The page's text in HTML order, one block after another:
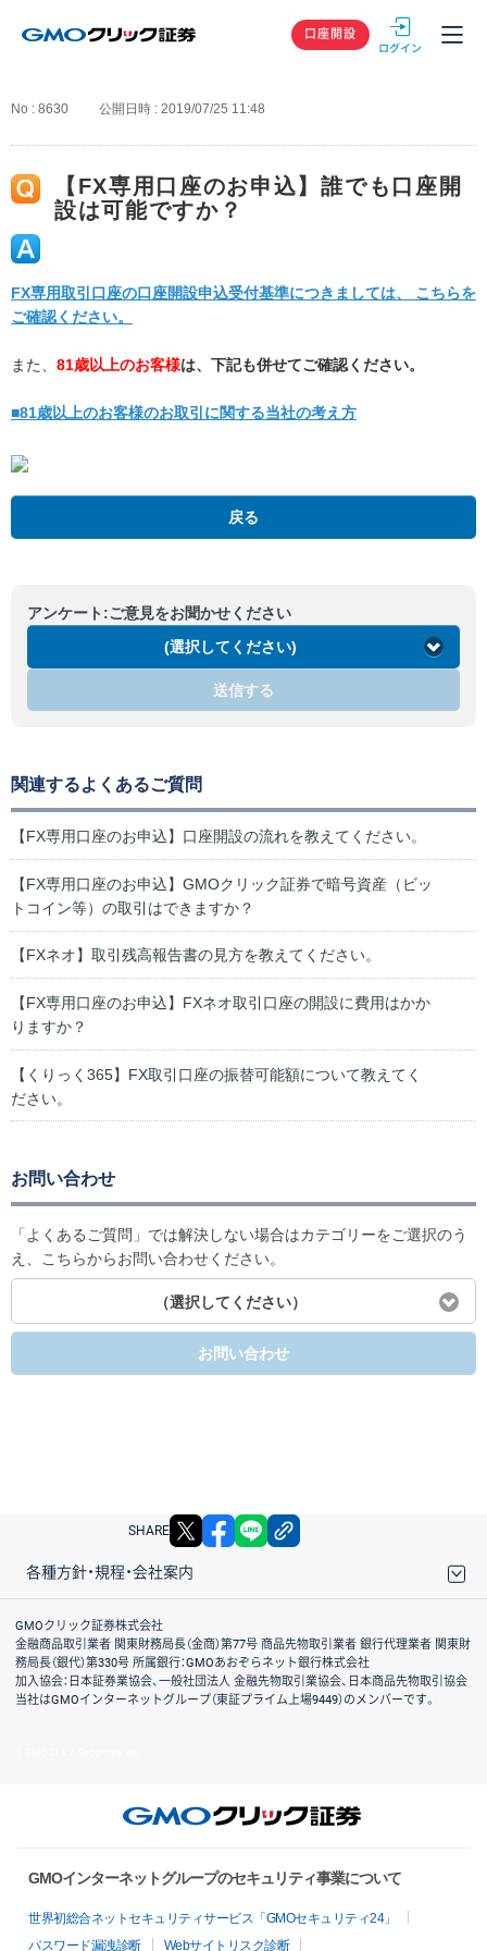
GMOクリック
口座開設
No : 8630 公開日時 : 2019/07/25 11:48
【FX専用口座のお申込】誰でも口座開
設は可能ですか？
FX専用取引口座の口座開設申込受付基準につきましては、 こちらを
ご確認ください。
また、 81歳以上のお客様は、下記も併せてご確認ください。
■81歳以上のお客様のお取引に関する当社の考え方
戻る
アンケート:ご意見をお聞かせください
(選択してください)
送信する
関連するよくあるご質問
【FX専用口座のお申込】口座開設の流れを教えてください。
【FX専用口座のお申込】GMOクリック証券で暗号資産（ビッ
トコイン等）の取引はできますか？
【FXネオ】取引残高報告書の見方を教えてください。
【FX専用口座のお申込】FXネオ取引口座の開設に費用はかか
りますか？
【くりっく365】FX取引口座の振替可能額について教えてく
ださい。
お問い合わせ
「よくあるご質問」では解決しない場合はカテゴリーをご選択のう
え、こちらからお問い合わせください。
（選択してください）
お問い合わせ
SHARE X facebook
各種方針・規程・会社案内
取引規程・約款
サイトマップ
その他のご案内
個人情報保護方針
最良執行方針
サイトのご利用について
ディスクレイマー
信託保全
リスク説明
会社案内
GMOクリック証券株式会社
金融商品取引業者 関東財務局長（金商）第77号 商品先物取引業者 銀行代理業者 関東財
務局長（銀代）第330号 所属銀行：GMOあおぞらネット銀行株式会社
加入協会：日本証券業協会、一般社団法人 金融先物取引業協会、日本商品先物取引協会
当社はGMOインターネットグループ（東証プライム上場9449）のメンバーです。
GMOインターネットグループのセキュリティ事業について
世界初総合ネットセキュリティサービス「GMOセキュリティ24」
パスワード漏洩診断
Webサイトリスク診断